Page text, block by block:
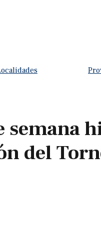
semana
del